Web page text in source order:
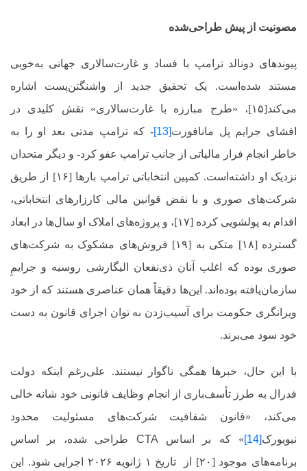
مصونیت از پیش طراحی‌شده
پیوندهای دونالد ترامپ با فساد و غارت‌سالاری جهانی به‌خوبی
مستند شده‌است. یک تحقیق جدید از واشنگتن‌پست اشاره
می‌کند[۱۵]، «طرح مبارزه با غارت‌سالاری» نقش کلیدی در
افشای جرایم پل مانافورت[13]
- که ترامپ مدتی بعد او را به
خاطر انجام فرار مالیاتی از جانب ترامپ عفو کرد- و دیگر متحدان
نزدیک او داشته‌است. کمپین انتخاباتی ترامپ بارها [۱۶] از طریق
شرکت‌های صوری و با نقض قوانین مالی کارزارهای انتخاباتی،
اقدام به پولشویی کرده [۱۷]، و پروژه‌های املاک او سال‌ها در ابعاد
گسترده [۱۸] متکی به [۱۹] فروش‌های مشکوک به شرکت‌های
صوری بوده که اغلب آنان ذی‌نفعان الیگارشی روسیه و جرایمِ
سازمان‌یافته بوده‌اند. این‌ها دقیقاً همان عناصری هستند که از خود
ویرانگری حکومت برای آسیب‌زدن به توان اجرای قانون به دست
خود سود می‌برند.
با این حال، خبرها همگی ناگوار نیستند. علی‌رغم اینکه دولت
فدرال به طرز تأسف‌باری از انجام وظایف قانونی خود شانه خالی
می‌کند، «قانون شفافیت شرکت‌های مسئولیت محدود
نیویورک[14] » که بر اساس CTAطراحی شده، بر اساس
برنامه‌های موجود [۲۰] از تاریخ ۱ ژانویه ۲۰۲۶ اجرایی شود. این